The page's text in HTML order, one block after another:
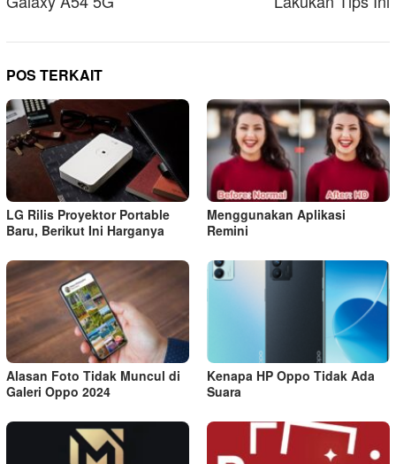
POS TERKAIT
LG Rilis Proyektor Portable
Baru, Berikut Ini Harganya
Menggunakan Aplikasi
Remini
Alasan Foto Tidak Muncul di
Galeri Oppo 2024
Kenapa HP Oppo Tidak Ada
Suara